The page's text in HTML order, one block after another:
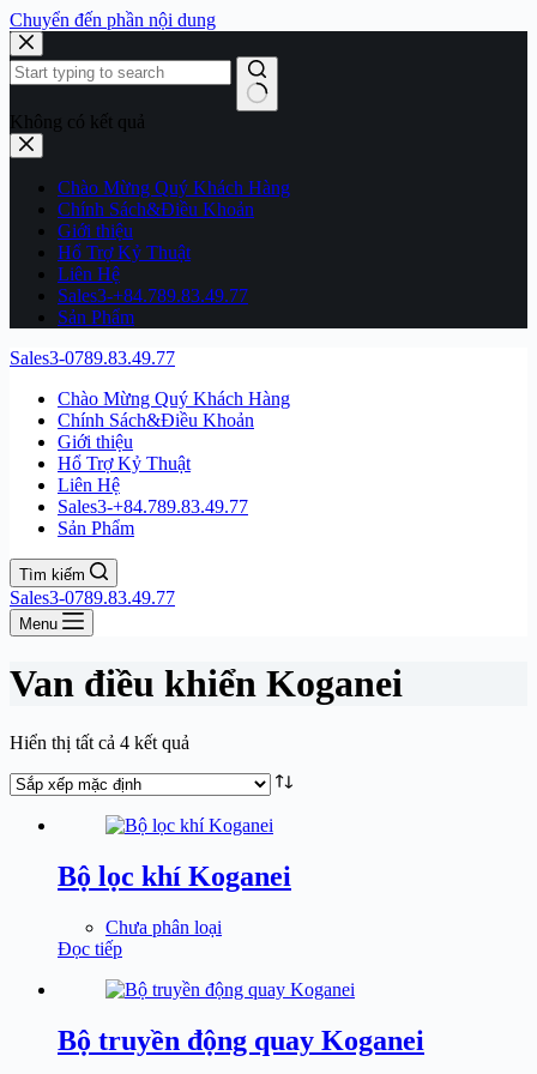
Chuyển đến phần nội dung
Không có kết quả
Chào Mừng Quý Khách Hàng
Chính Sách&Điều Khoản
Giới thiệu
Hổ Trợ Kỷ Thuật
Liên Hệ
Sales3-+84.789.83.49.77
Sản Phẩm
Sales3-0789.83.49.77
Chào Mừng Quý Khách Hàng
Chính Sách&Điều Khoản
Giới thiệu
Hổ Trợ Kỷ Thuật
Liên Hệ
Sales3-+84.789.83.49.77
Sản Phẩm
Tìm kiếm
Sales3-0789.83.49.77
Menu
Van điều khiển Koganei
Hiển thị tất cả 4 kết quả
Bộ lọc khí Koganei
Chưa phân loại
Đọc tiếp
Bộ truyền động quay Koganei